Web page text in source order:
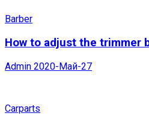
Barber
How to adjust the trimmer
Admin 2020-Май-27
Carparts